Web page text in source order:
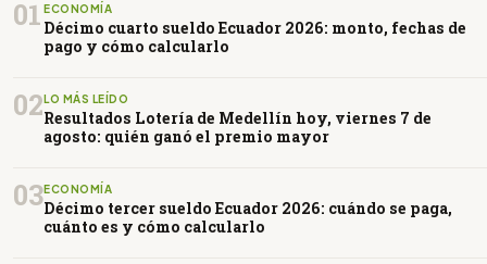
01 ECONOMÍA
Décimo cuarto sueldo Ecuador 2026: monto, fechas de
pago y cómo calcularlo
02LO MÁS LEÍDO
Resultados Lotería de Medellín hoy, viernes 7 de
agosto: quién ganó el premio mayor
03ECONOMÍA
Décimo tercer sueldo Ecuador 2026: cuándo se paga,
cuánto es y cómo calcularlo